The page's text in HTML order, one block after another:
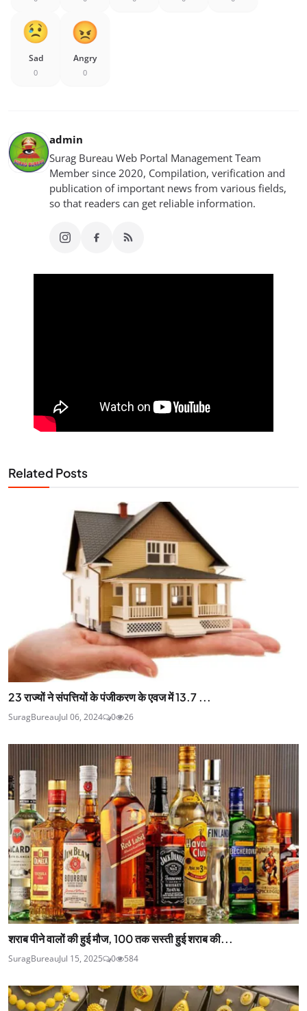
Sad
0
Angry
0
admin
Surag Bureau Web Portal Management Team
Member since 2020, Compilation, verification and
publication of important news from various fields,
so that readers can get reliable information.
Related Posts
23 राज्यों ने संपत्तियों के पंजीकरण के एवज में 13.7 ...
SuragBureauJul 06, 2024 0 26
शराब पीने वालों की हुई मौज, 100 तक सस्ती हुई शराब की...
SuragBureauJul 15, 2025 0 584